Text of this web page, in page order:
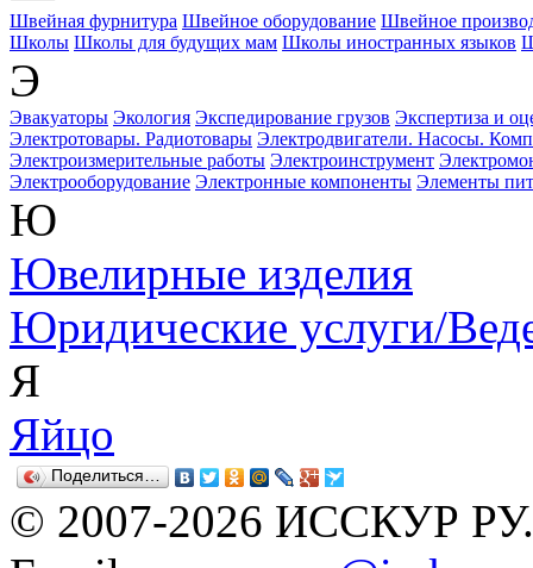
Швейная фурнитура Швейное оборудование Швейное
Школы Школы для будущих мам Школы иностранных языков
Э
Эвакуаторы Экология Экспедирование грузов Экспертиза и
Электротовары. Радиотовары Электродвигатели. Насосы.
Электроизмерительные работы Электроинструмент
Электрооборудование Электронные компоненты Элементы
Ю
Ювелирные изделия
Юридические услуги/
Я
Яйцо
Поделиться…
© 2007-2026 ИССКУР РУ.